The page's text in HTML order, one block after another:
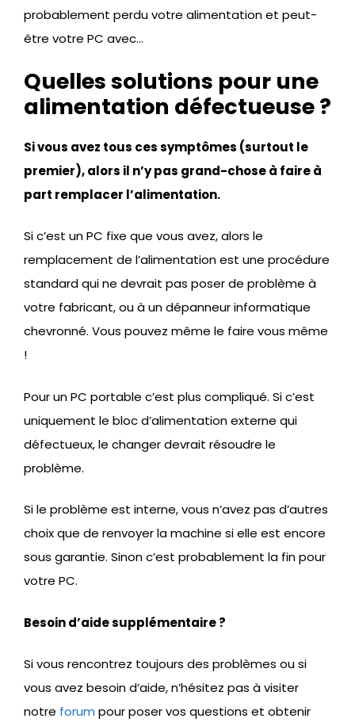
probablement perdu votre alimentation et peut-
être votre PC avec…
Quelles solutions pour une
alimentation défectueuse ?
Si vous avez tous ces symptômes (surtout le
premier), alors il n’y pas grand-chose à faire à
part remplacer l’alimentation.
Si c’est un PC fixe que vous avez, alors le
remplacement de l’alimentation est une procédure
standard qui ne devrait pas poser de problème à
votre fabricant, ou à un dépanneur informatique
chevronné. Vous pouvez même le faire vous même
!
Pour un PC portable c’est plus compliqué. Si c’est
uniquement le bloc d’alimentation externe qui
défectueux, le changer devrait résoudre le
problème.
Si le problème est interne, vous n’avez pas d’autres
choix que de renvoyer la machine si elle est encore
sous garantie. Sinon c’est probablement la fin pour
votre PC.
Besoin d’aide supplémentaire ?
Si vous rencontrez toujours des problèmes ou si
vous avez besoin d’aide, n’hésitez pas à visiter
notre forum pour poser vos questions et obtenir